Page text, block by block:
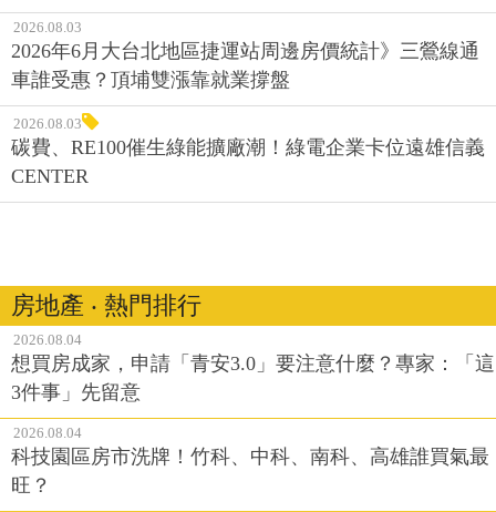
2026.08.03
2026年6月大台北地區捷運站周邊房價統計》三鶯線通
車誰受惠？頂埔雙漲靠就業撐盤
2026.08.03
碳費、RE100催生綠能擴廠潮！綠電企業卡位遠雄信義
CENTER
房地產 ‧ 熱門排行
2026.08.04
想買房成家，申請「青安3.0」要注意什麼？專家：「這
3件事」先留意
2026.08.04
科技園區房市洗牌！竹科、中科、南科、高雄誰買氣最
旺？